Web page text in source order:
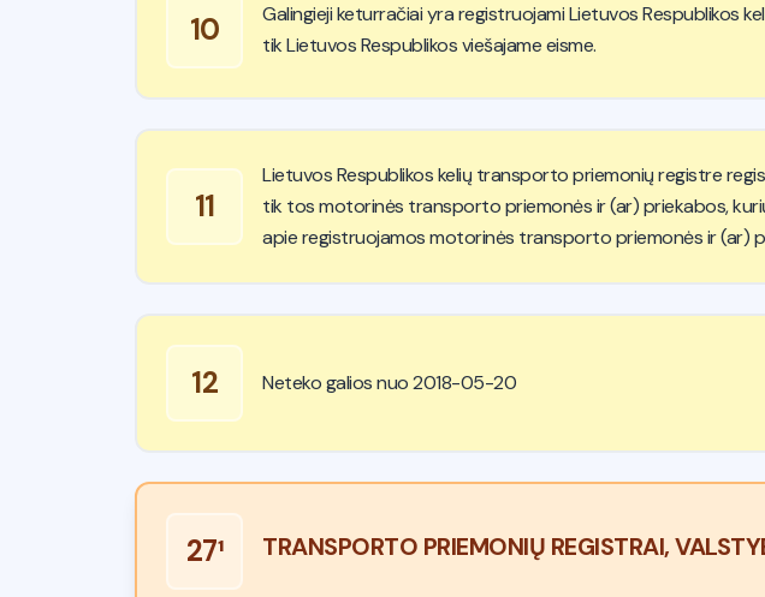
10
Galingieji keturračiai yra registruojami Lietuvos Respublikos
tik Lietuvos Respublikos viešajame eisme.
11
Lietuvos Respublikos kelių transporto priemonių registre
tik tos motorinės transporto priemonės ir (ar) priekabos,
apie registruojamos motorinės transporto priemonės ir (ar)
12 Neteko galios nuo 2018-05-20
27¹ TRANSPORTO PRIEMONIŲ REGISTRAI,